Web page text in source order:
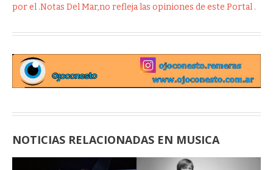
por el .Notas Del Mar,no refleja las opiniones de este Portal .
NOTICIAS RELACIONADAS EN MUSICA